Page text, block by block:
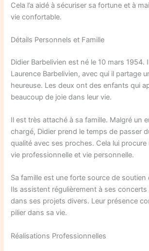
Cela l’a aidé à sécuriser sa fortune et à
vie confortable.
Détails Personnels et Famille
Didier Barbelivien est né le 10 mars 1954.
Laurence Barbelivien, avec qui il partage
heureuse. Les deux ont des enfants qui
beaucoup de joie dans leur vie.
Il est très attaché à sa famille. Malgré un
chargé, Didier prend le temps de passer
qualité avec ses proches. Cela lui
vie professionnelle et vie personnelle.
Sa famille est une forte source de soutien
Ils assistent régulièrement à ses
dans ses projets divers. Leur présence
pilier dans sa vie.
Réalisations Professionnelles